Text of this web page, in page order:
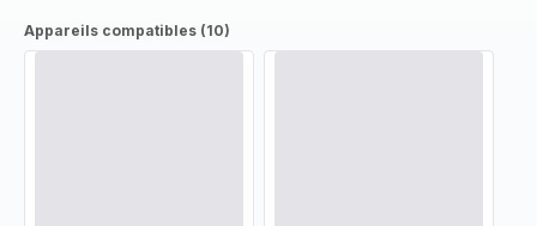
Appareils compatibles (10)